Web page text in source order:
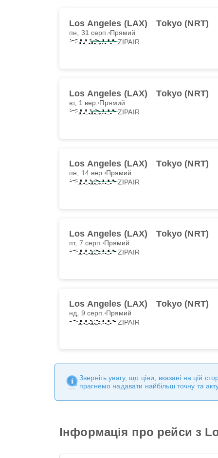
Los Angeles (LAX) Tokyo (NRT)
пн, 31 серп. Прямий
ZIPAIR
Los Angeles (LAX) Tokyo (NRT)
вт, 1 вер. Прямий
ZIPAIR
Los Angeles (LAX) Tokyo (NRT)
пн, 14 вер. Прямий
ZIPAIR
Los Angeles (LAX) Tokyo (NRT)
пт, 7 серп. Прямий
ZIPAIR
Los Angeles (LAX) Tokyo (NRT)
нд, 9 серп. Прямий
ZIPAIR
Зверніть увагу, що ціни, вказані на цій
прагнемо надавати найбільш точну та
Інформація про рейси з